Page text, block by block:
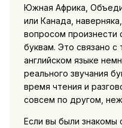
Южная Африка,
или Канада,
вопросом произнести
буквам. Это связано с
английском языке
реального звучания
время чтения и
совсем по другом,
Если вы были знакомы